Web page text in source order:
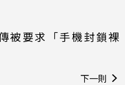
被要求「手機封鎖裸
下一則